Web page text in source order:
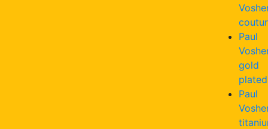
Paul
gold
plated
Paul